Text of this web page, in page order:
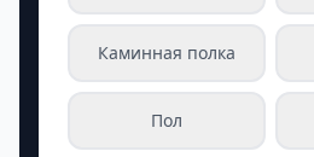
Каминная полка
Пол